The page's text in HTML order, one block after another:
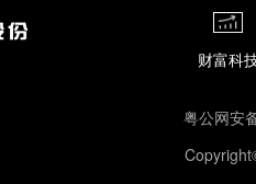
财富科
粤公网安